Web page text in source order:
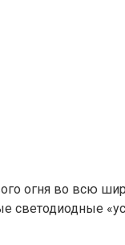
огня во всю
светодиодные